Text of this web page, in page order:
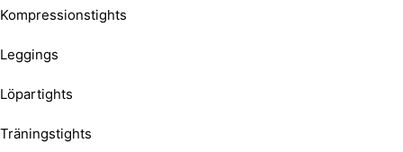
Kompressionstights
Leggings
Löpartights
Träningstights